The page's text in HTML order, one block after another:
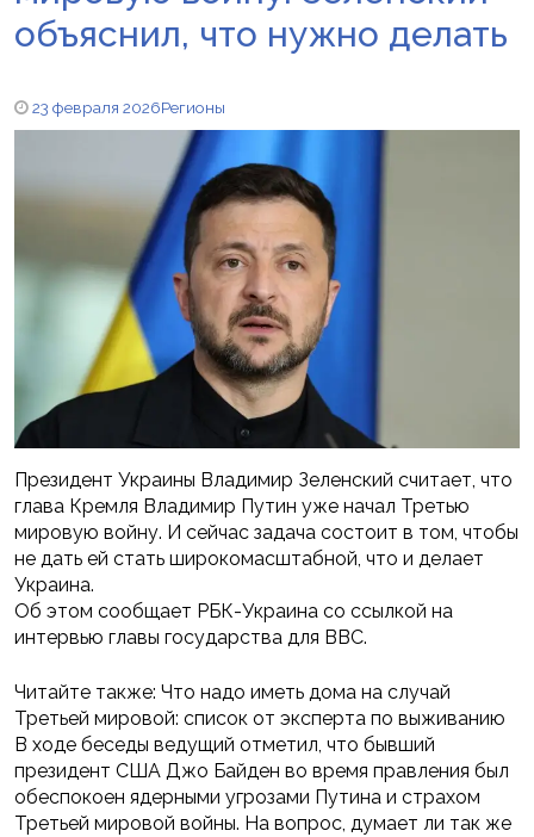
объяснил, что нужно делать
23 февраля 2026Регионы
Президент Украины Владимир Зеленский считает, что
глава Кремля Владимир Путин уже начал Третью
мировую войну. И сейчас задача состоит в том, чтобы
не дать ей стать широкомасштабной, что и делает
Украина.
Об этом сообщает РБК-Украина со ссылкой на
интервью главы государства для BBC.
Читайте также: Что надо иметь дома на случай
Третьей мировой: список от эксперта по выживанию
В ходе беседы ведущий отметил, что бывший
президент США Джо Байден во время правления был
обеспокоен ядерными угрозами Путина и страхом
Третьей мировой войны. На вопрос, думает ли так же